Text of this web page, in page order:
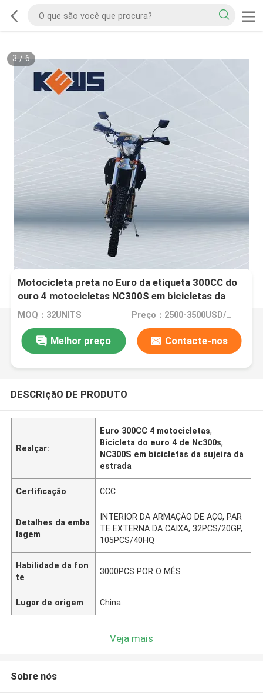
3/6
Motocicleta preta no Euro da etiqueta 300CC do
ouro 4 motocicletas NC300S em bicicletas da
sujeira da estrada
MOQ：32UNITS Preço：2500-3500USD/PIECE
Melhor preço Contacte-nos
DESCRIçãO DE PRODUTO
Realçar:
Euro 300CC 4 motocicletas,
Bicicleta do euro 4 de Nc300s,
NC300S em bicicletas da sujeira da
estrada
Certificação CCC
Detalhes da emba
lagem
INTERIOR DA ARMAÇÃO DE AÇO, PAR
TE EXTERNA DA CAIXA, 32PCS/20GP,
105PCS/40HQ
Habilidade da fon
te
3000PCS POR O MÊS
Lugar de origem China
Veja mais
Sobre nós